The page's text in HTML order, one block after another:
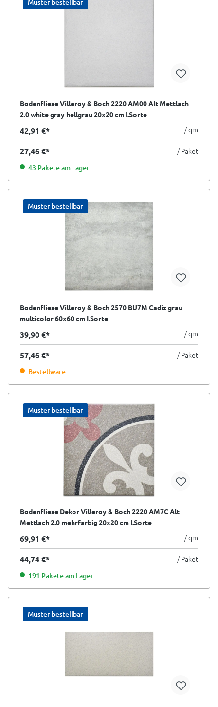
Muster bestellbar
Bodenfliese Villeroy & Boch 2220 AM00 Alt Mettlach
2.0 white gray hellgrau 20x20 cm I.Sorte
42,91 €* / qm
27,46 €* / Paket
43 Pakete am Lager
Muster bestellbar
Bodenfliese Villeroy & Boch 2570 BU7M Cadiz grau
multicolor 60x60 cm I.Sorte
39,90 €* / qm
57,46 €* / Paket
Bestellware
Muster bestellbar
Bodenfliese Dekor Villeroy & Boch 2220 AM7C Alt
Mettlach 2.0 mehrfarbig 20x20 cm I.Sorte
69,91 €* / qm
44,74 €* / Paket
191 Pakete am Lager
Muster bestellbar